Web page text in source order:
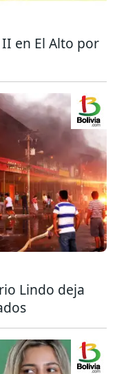
en El Alto por
Lindo deja